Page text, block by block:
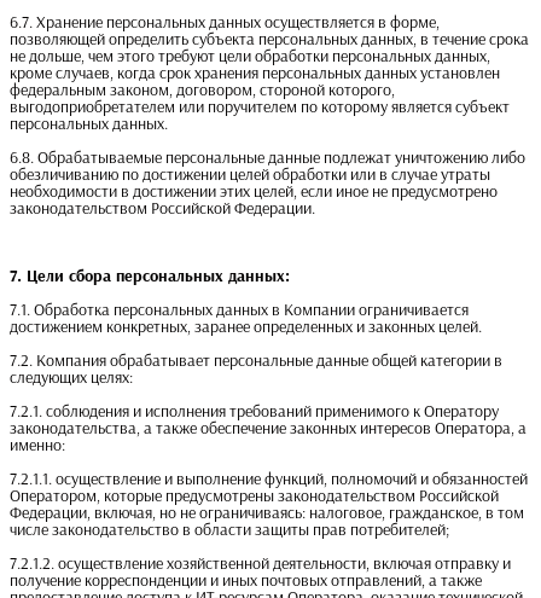
6.7. Хранение персональных данных осуществляется в форме,
позволяющей определить субъекта персональных данных, в течение срока
не дольше, чем этого требуют цели обработки персональных данных,
кроме случаев, когда срок хранения персональных данных установлен
федеральным законом, договором, стороной которого,
выгодоприобретателем или поручителем по которому является субъект
персональных данных.
6.8. Обрабатываемые персональные данные подлежат уничтожению либо
обезличиванию по достижении целей обработки или в случае утраты
необходимости в достижении этих целей, если иное не предусмотрено
законодательством Российской Федерации.
7. Цели сбора персональных данных:
7.1. Обработка персональных данных в Компании ограничивается
достижением конкретных, заранее определенных и законных целей.
7.2. Компания обрабатывает персональные данные общей категории в
следующих целях:
7.2.1. соблюдения и исполнения требований применимого к Оператору
законодательства, а также обеспечение законных интересов Оператора, а
именно:
7.2.1.1. осуществление и выполнение функций, полномочий и обязанностей
Оператором, которые предусмотрены законодательством Российской
Федерации, включая, но не ограничиваясь: налоговое, гражданское, в том
числе законодательство в области защиты прав потребителей;
7.2.1.2. осуществление хозяйственной деятельности, включая отправку и
получение корреспонденции и иных почтовых отправлений, а также